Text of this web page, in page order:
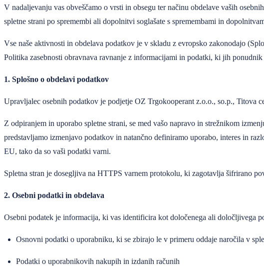
V nadaljevanju vas obveščamo o vrsti in obsegu ter načinu obdelave vaših
spletne strani po spremembi ali dopolnitvi soglašate s spremembami in
Vse naše aktivnosti in obdelava podatkov je v skladu z evropsko zakonodajo
Politika zasebnosti obravnava ravnanje z informacijami in podatki, ki jih ponudnik
1. Splošno o obdelavi podatkov
Upravljalec osebnih podatkov je podjetje OZ Trgokooperant z.o.o., so.p., Titova
Z odpiranjem in uporabo spletne strani, se med vašo napravo in strežnikom
predstavljamo izmenjavo podatkov in natančno definiramo uporabo, interes in
EU, tako da so vaši podatki varni.
Spletna stran je dosegljiva na HTTPS varnem protokolu, ki zagotavlja šifrirano
2. Osebni podatki in obdelava
Osebni podatek je informacija, ki vas identificira kot določenega ali določljivega
Osnovni podatki o uporabniku, ki se zbirajo le v primeru oddaje naročila v
Podatki o uporabnikovih nakupih in izdanih računih